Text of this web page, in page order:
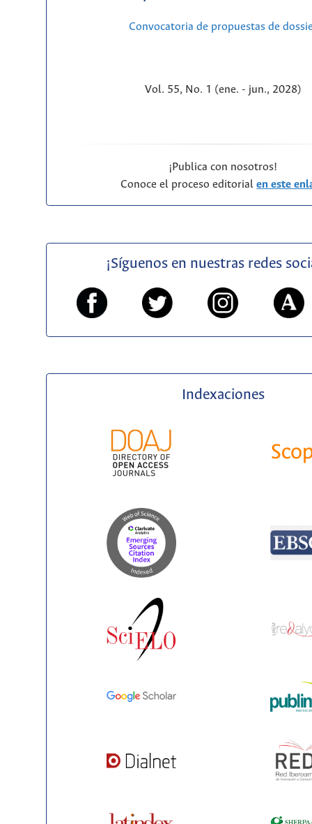
Convocatoria de propuestas de
Vol. 55, No. 1 (ene. - jun., 2028)
¡Publica con nosotros!
Conoce el proceso editorialen este
¡Síguenos en nuestras redes
Indexaciones